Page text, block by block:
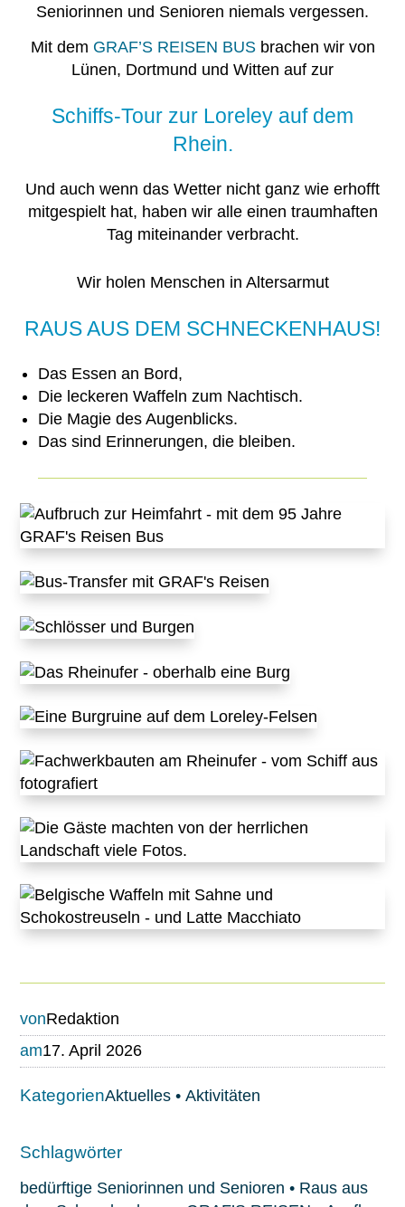
Seniorinnen und Senioren niemals vergessen.
Mit dem GRAF’S REISEN BUSbrachen wir von
Lünen, Dortmund und Witten auf zur
Schiffs-Tour zur Loreley auf dem
Rhein.
Und auch wenn das Wetter nicht ganz wie erhofft
mitgespielt hat, haben wir alle einen traumhaften
Tag miteinander verbracht.
Wir holen Menschen in Altersarmut
RAUS AUS DEM SCHNECKENHAUS!
Das Essen an Bord,
Die leckeren Waffeln zum Nachtisch.
Die Magie des Augenblicks.
Das sind Erinnerungen, die bleiben.
vonRedaktion
am17. April 2026
KategorienAktuelles• Aktivitäten
Schlagwörter
bedürftige Seniorinnen und Senioren • Raus aus